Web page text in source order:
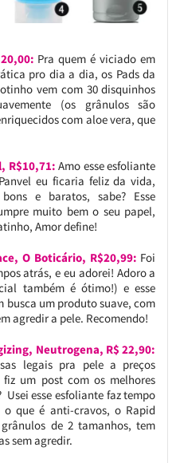
Pra quem é viciado em
pro dia a dia, os Pads da
vem com 30 disquinhos
(os grânulos são
com aloe vera, que
R$10,71: Amo esse esfoliante
eu ficaria feliz da vida,
e baratos, sabe? Esse
muito bem o seu papel,
Amor define!
O Boticário, R$20,99: Foi
atrás, e eu adorei! Adoro a
também é ótimo!) e esse
busca um produto suave, com
agredir a pele. Recomendo!
Neutrogena, R$ 22,90:
legais pra pele a preços
um post com os melhores
Usei esse esfoliante faz tempo
que é anti-cravos, o Rapid
de 2 tamanhos, tem
sem agredir.